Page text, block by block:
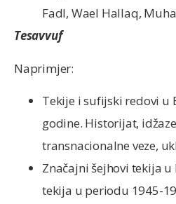
Fadl, Wael Hallaq,
Tesavvuf
Naprimjer:
Tekije i sufijski redovi u
godine. Historijat,
transnacionalne veze,
Značajni šejhovi tekija u
tekija u periodu 1945-